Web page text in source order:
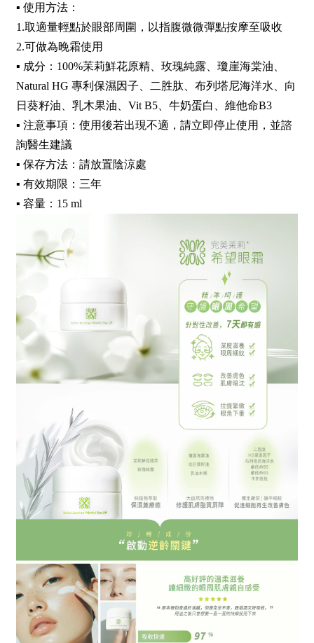
▪︎ 使用方法：
1.取適量輕點於眼部周圍，以指腹微微彈點按摩至吸收
2.可做為晚霜使用
▪︎ 成分：100%苿莉鮮花原精、玫瑰純露、瓊崖海棠油、
Natural HG 專利保濕因子、二胜肽、布列塔尼海洋水、向
日葵籽油、乳木果油、Vit B5
牛奶蛋白、維他命B3
▪︎ 注意事項：使用後若出現不適，請立即停止使用，並諮
詢醫生建議
▪︎ 保存方法：請放置陰涼處
▪︎ 有效期限：三年
▪︎ 容量：15 ml